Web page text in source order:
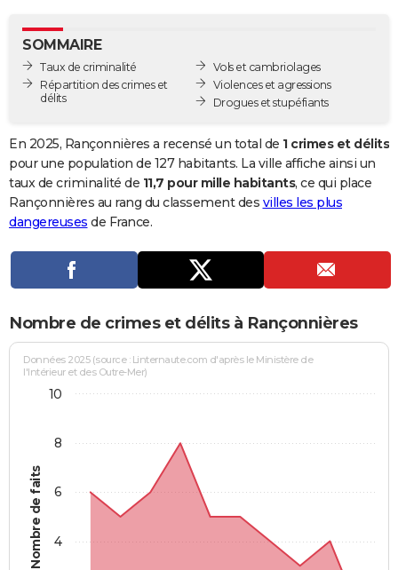
GUIDES D'ACHAT
BONS PLANS
Carte de Noël
Carte Bonne année
Carte Saint-Valentin
Carte Pâques
Carte d'anniversaire
DICTIONNAIRE
Dictionnaire
Biographies
Citations
Expressions
Proverbes
PROGRAMME TV
Se connecter
Entreprises
Service militaire
Avis de recherche
AVIS DE DÉCÈS
Bricolage
Lifestyle
Culture
Sport
Auto
Television
Voyage
Cinema
SOMMAIRE
Taux de criminalité
Répartition des crimes et
délits
Vols et cambriolages
Violences et agressions
Drogues et stupéfiants
En 2025, Rançonnières a recensé un total de 1 crimes et délits
pour une population de 127 habitants. La ville affiche ainsi un
taux de criminalité de 11,7 pour mille habitants, ce qui place
Rançonnières au rang du classement des villes les plus
dangereuses de France.
Nombre de crimes et délits à Rançonnières
Nombre de faits
Données 2025 (source : Linternaute.com d'après le Ministère de
l'Intérieur et des Outre-Mer)
4
6
8
10